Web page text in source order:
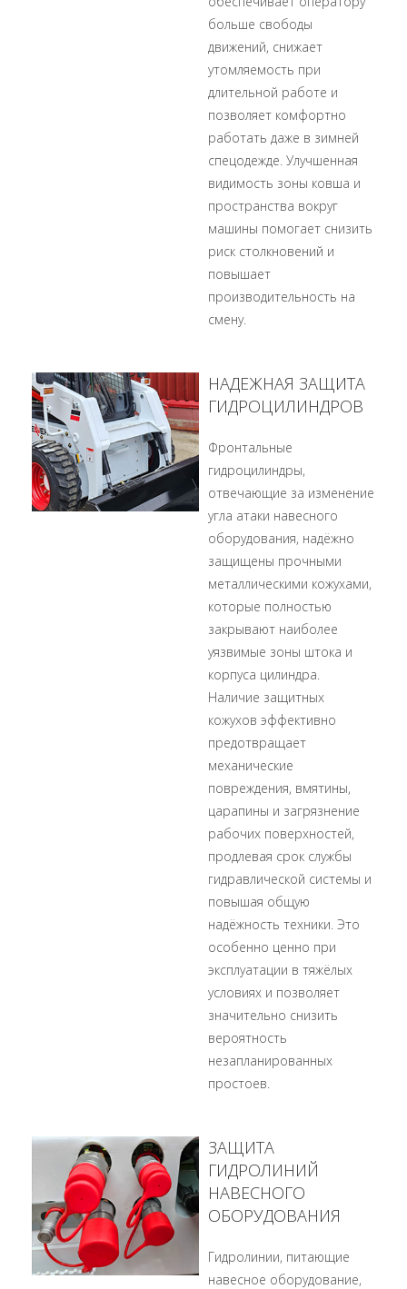
больше свободы
движений, снижает
утомляемость при
длительной работе и
позволяет комфортно
работать даже в зимней
спецодежде. Улучшенная
видимость зоны ковша и
пространства вокруг
машины помогает снизить
риск столкновений и
повышает
производительность на
смену.
НАДЕЖНАЯ ЗАЩИТА
ГИДРОЦИЛИНДРОВ
Фронтальные
гидроцилиндры,
отвечающие за изменение
угла атаки навесного
оборудования, надёжно
защищены прочными
металлическими кожухами,
которые полностью
закрывают наиболее
уязвимые зоны штока и
корпуса цилиндра.
Наличие защитных
кожухов эффективно
предотвращает
механические
повреждения, вмятины,
царапины и загрязнение
рабочих поверхностей,
продлевая срок службы
гидравлической системы и
повышая общую
надёжность техники. Это
особенно ценно при
эксплуатации в тяжёлых
условиях и позволяет
значительно снизить
вероятность
незапланированных
простоев.
ЗАЩИТА
ГИДРОЛИНИЙ
НАВЕСНОГО
ОБОРУДОВАНИЯ
Гидролинии, питающие
навесное оборудование,